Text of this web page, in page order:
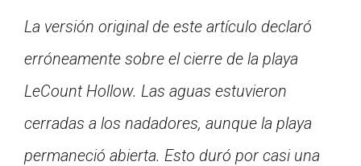
La versión original de este artículo declaró
erróneamente sobre el cierre de la playa
LeCount Hollow. Las aguas estuvieron
cerradas a los nadadores, aunque la playa
permaneció abierta. Esto duró por casi una